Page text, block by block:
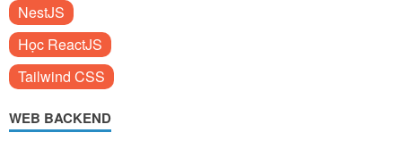
NestJS
Học ReactJS
Tailwind CSS
WEB BACKEND